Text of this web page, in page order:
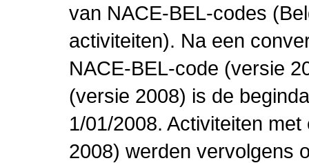
van NACE-BEL-codes
activiteiten). Na een
NACE-BEL-code (versie
(versie 2008) is de
1/01/2008. Activiteiten
2008) werden vervolgens